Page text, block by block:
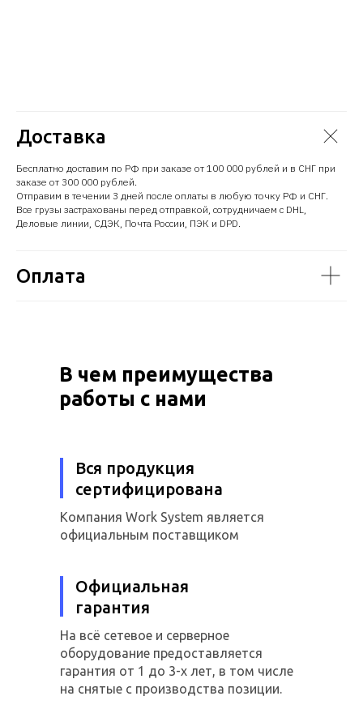
Доставка
Бесплатно доставим по РФ при заказе от 100 000 рублей и в СНГ при
заказе от 300 000 рублей.
Отправим в течении 3 дней после оплаты в любую точку РФ и СНГ.
Все грузы застрахованы перед отправкой, сотрудничаем с DHL,
Деловые линии, СДЭК, Почта России, ПЭК и DPD.
Оплата
В чем преимущества
работы с нами
Вся продукция
сертифицирована
Компания Work System является
официальным поставщиком
Официальная
гарантия
На всё сетевое и серверное
оборудование предоставляется
гарантия от 1 до 3-х лет, в том числе
на снятые с производства позиции.